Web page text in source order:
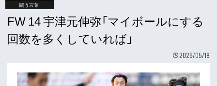
闘う言葉
FW 14 宇津元伸弥「マイボールにする
回数を多くしていれば」
2026/05/18